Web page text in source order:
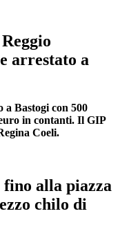
arrestato a
a Bastogi con 500
in contanti. Il GIP
Coeli.
alla piazza
chilo di